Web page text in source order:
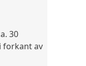
30
forkant av